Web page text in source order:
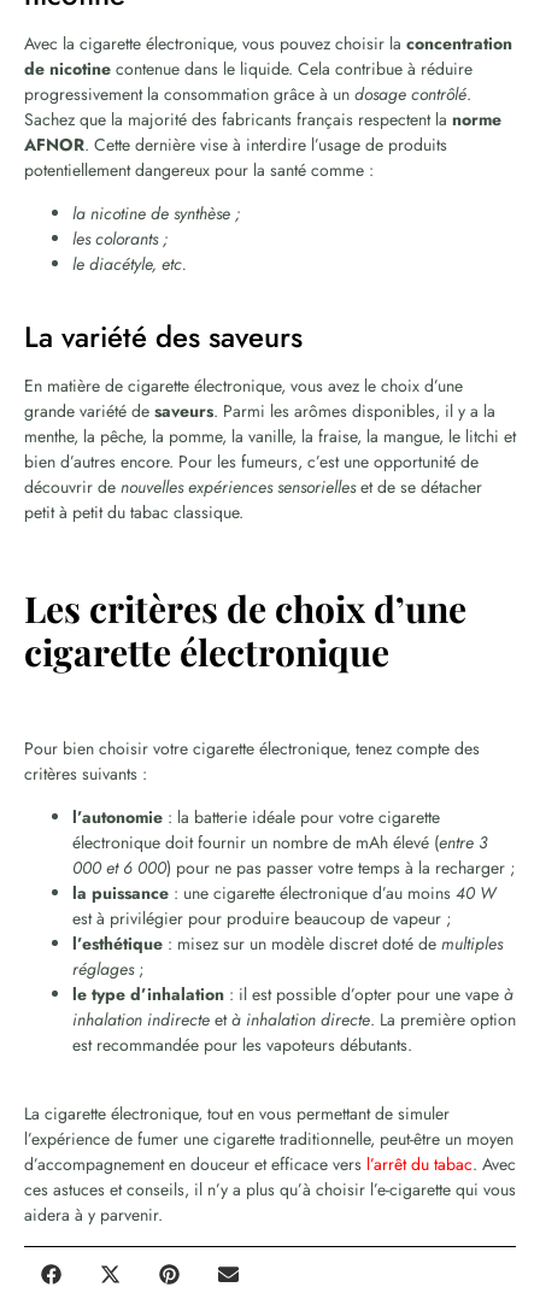
Avec la cigarette électronique, vous pouvez choisir la concentration
de nicotine contenue dans le liquide. Cela contribue à réduire
progressivement la consommation grâce à un dosage contrôlé.
Sachez que la majorité des fabricants français respectent la norme
AFNOR. Cette dernière vise à interdire l’usage de produits
potentiellement dangereux pour la santé comme :
la nicotine de synthèse ;
les colorants ;
le diacétyle, etc.
La variété des saveurs
En matière de cigarette électronique, vous avez le choix d’une
grande variété de saveurs. Parmi les arômes disponibles, il y a la
menthe, la pêche, la pomme, la vanille, la fraise, la mangue, le litchi et
bien d’autres encore. Pour les fumeurs, c’est une opportunité de
découvrir de nouvelles expériences sensorielleset de se détacher
petit à petit du tabac classique.
Les critères de choix d’une
cigarette électronique
Pour bien choisir votre cigarette électronique, tenez compte des
critères suivants :
l’autonomie : la batterie idéale pour votre cigarette
électronique doit fournir un nombre de mAh élevé (entre 3
000 et 6 000) pour ne pas passer votre temps à la recharger ;
la puissance : une cigarette électronique d’au moins 40 W
est à privilégier pour produire beaucoup de vapeur ;
l’esthétique : misez sur un modèle discret doté de multiples
réglages;
le type d’inhalation : il est possible d’opter pour une vape à
inhalation indirecte età inhalation directe. La première option
est recommandée pour les vapoteurs débutants.
La cigarette électronique, tout en vous permettant de simuler
l’expérience de fumer une cigarette traditionnelle, peut-être un moyen
d’accompagnement en douceur et efficace vers l’arrêt du tabac. Avec
ces astuces et conseils, il n’y a plus qu’à choisir l’e-cigarette qui vous
aidera à y parvenir.